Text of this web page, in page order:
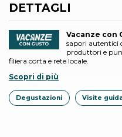
DETTAGLI
Vacanze con
sapori autentici
produttori e
filiera corta e rete locale.
Scopri di più
Degustazioni Visite